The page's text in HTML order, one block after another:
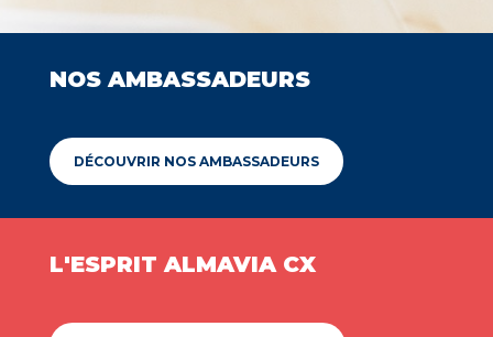
NOS AMBASSADEURS
DÉCOUVRIR NOS AMBASSADEURS
L'ESPRIT ALMAVIA CX